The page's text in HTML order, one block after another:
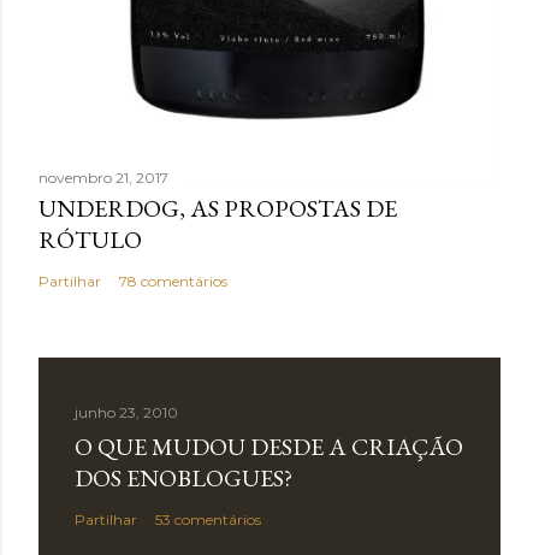
novembro 21, 2017
UNDERDOG, AS PROPOSTAS DE
RÓTULO
Partilhar 78 comentários
junho 23, 2010
O QUE MUDOU DESDE A CRIAÇÃO
DOS ENOBLOGUES?
Partilhar 53 comentários